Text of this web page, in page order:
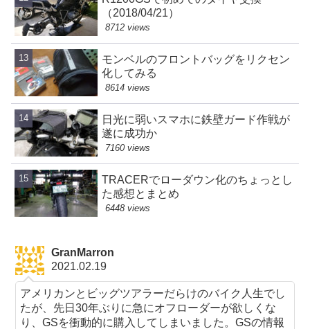
（2018/04/21）
8712 views
モンベルのフロントバッグをリクセン
化してみる
8614 views
日光に弱いスマホに鉄壁ガード作戦が
遂に成功か
7160 views
TRACERでローダウン化のちょっとし
た感想とまとめ
6448 views
GranMarron
2021.02.19
アメリカンとビッグツアラーだらけのバイク人生でし
たが、先日30年ぶりに急にオフローダーが欲しくな
り、GSを衝動的に購入してしまいました。GSの情報